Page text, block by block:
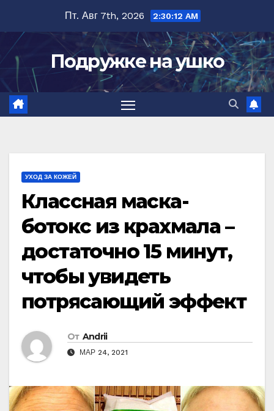
содержимому
Пт. Авг 7th, 2026 2:30:13 AM
Подружке на ушко
УХОД ЗА КОЖЕЙ
Классная маска-
ботокс из крахмала –
достаточно 15 минут,
чтобы увидеть
потрясающий эффект
От Andrii
МАР 24, 2021